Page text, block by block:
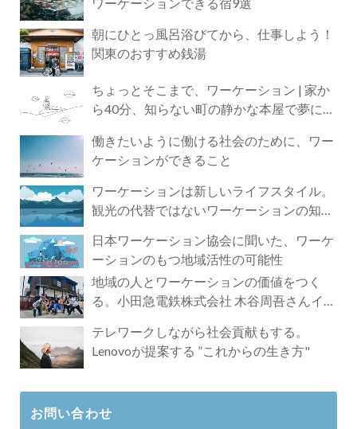
朝にひとっ風呂浴びてから、仕事しよう！
関東のおすすめ銭湯
ちょっとそこまで、ワーケーション | 家か
ら40分、知らない町の静かな本屋で夢に近
働きたいように働ける社会のために、ワー
ケーションができること
ワーケーションは新しいライフスタイル。
観光の代替ではないワーケーションの知ら
日本ワーケーション協会に聞いた、ワーケ
ーションのもつ地域活性の可能性
地域の人とワーケーションの価値をつく
る。小田急電鉄株式会社 木谷周吾さんイン
テレワークしながら社会貢献もする。
Lenovoが提案する ”これからの生き方"
お問い合わせ